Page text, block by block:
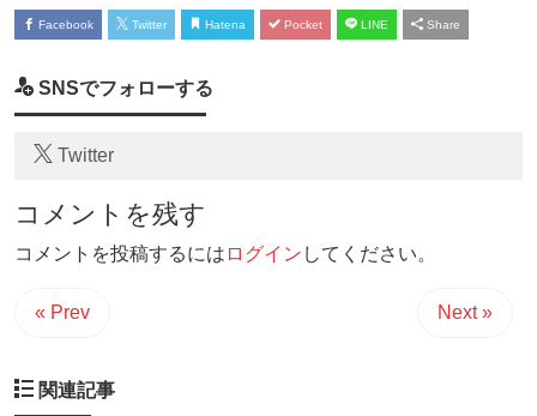
Facebook Twitter Hatena Pocket LINE Share
SNSでフォローする
Twitter
コメントを残す
コメントを投稿するには ログイン してください。
« Prev Next »
関連記事